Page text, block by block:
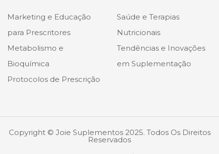
Marketing e Educação
para Prescritores
Metabolismo e
Bioquímica
Protocolos de Prescrição
Saúde e Terapias
Nutricionais
Tendências e Inovações
em Suplementação
Copyright © Joie Suplementos 2025. Todos Os Direitos
Reservados